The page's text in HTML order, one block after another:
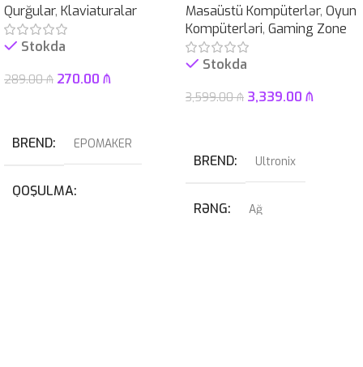
Qurğular, Klaviaturalar
Stokda
289.00₼ 270.00 ₼
BREND EPOMAKER
QOŞULMA
Masaüstü Kompüterlər, Oyun
Kompüterləri, Gaming Zone
Stokda
3,599.00₼ 3,339.00 ₼
BREND Ultronix
RƏNG Ağ